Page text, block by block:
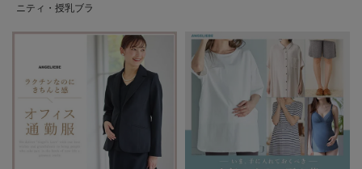
ニティ・授乳ブラ